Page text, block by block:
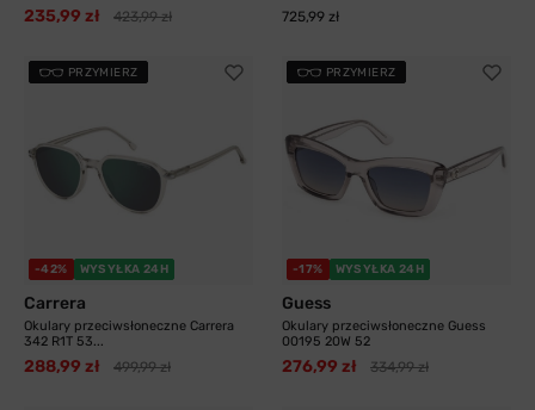
235,99 zł 423,99 zł 725,99 zł
PRZYMIERZ
-42% WYSYŁKA 24H
Carrera
Okulary przeciwsłoneczne Carrera
342 R1T 53...
288,99 zł 499,99 zł
PRZYMIERZ
-17% WYSYŁKA 24H
Guess
Okulary przeciwsłoneczne Guess
00195 20W 52
276,99 zł 334,99 zł